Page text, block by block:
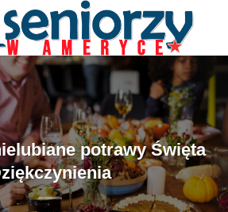
potrawy Święta